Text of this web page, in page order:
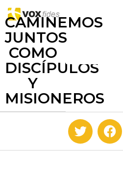
CAMINEMOS
JUNTOS
COMO
DISCÍPULOS
Y
MISIONEROS